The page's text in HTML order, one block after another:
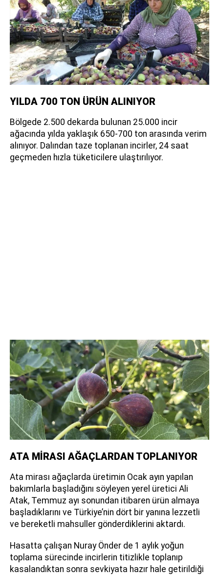
YILDA 700 TON ÜRÜN ALINIYOR
Bölgede 2.500 dekarda bulunan 25.000 incir
ağacında yılda yaklaşık 650-700 ton arasında verim
alınıyor. Dalından taze toplanan incirler, 24 saat
geçmeden hızla tüketicilere ulaştırılıyor.
ATA MİRASI AĞAÇLARDAN TOPLANIYOR
Ata mirası ağaçlarda üretimin Ocak ayın yapılan
bakımlarla başladığını söyleyen yerel üretici Ali
Atak, Temmuz ayı sonundan itibaren ürün almaya
başladıklarını ve Türkiye’nin dört bir yanına lezzetli
ve bereketli mahsuller gönderdiklerini aktardı.
Hasatta çalışan Nuray Önder de 1 aylık yoğun
toplama sürecinde incirlerin titizlikle toplanıp
kasalandıktan sonra sevkiyata hazır hale getirildiği